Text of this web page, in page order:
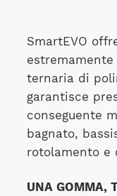
SmartEVO
ternaria di
garantisce
conseguente
bagnato,
rotolamento e
UNA GOMMA,